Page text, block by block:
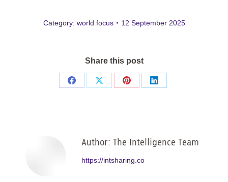
Category: world focus 12 September 2025
Share this post
Share
Share
Share
Share
Author: The Intelligence Team
https://intsharing.co